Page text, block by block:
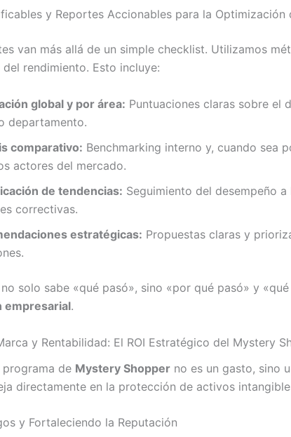
y Reportes Accionables para la Optimización
van más allá de un simple checklist. Utilizamos
rendimiento. Esto incluye:
global y por área: Puntuaciones claras sobre el
departamento.
comparativo: Benchmarking interno y, cuando sea
actores del mercado.
de tendencias: Seguimiento del desempeño
correctivas.
estratégicas: Propuestas claras y
solo sabe «qué pasó», sino «por qué pasó» y
empresarial.
y Rentabilidad: El ROI Estratégico del Mystery
programa de Mystery Shopperno es un gasto, sino
directamente en la protección de activos
y Fortaleciendo la Reputación